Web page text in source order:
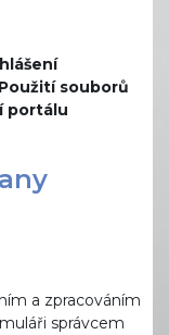
Použití souborů
portálu
a zpracováním
správcem